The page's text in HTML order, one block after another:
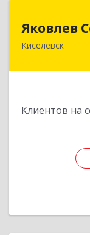
Яковлев
Киселевск
Клиентов на
650002,